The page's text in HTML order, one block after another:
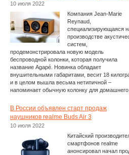
10 июля 2022
Компания Jean-Marie
Reynaud,
специализирующаяся
производстве
систем,
продемонстрировала новую модель
беспроводной колонки, которая получила
название Agapé. Новинка обладает
внушительными габаритами, весит 18
и в целом вышла весьма нетипичной –
напоминает обычную колонку для домашнего
В России объявлен старт продаж
наушников realme Buds Air 3
10 июля 2022
Китайский
смартфонов realme
анонсировал начал